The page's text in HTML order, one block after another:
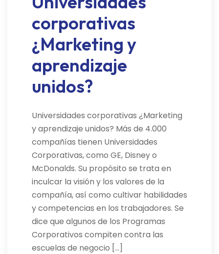
corporativas
¿Marketing y
aprendizaje
unidos?
Universidades corporativas ¿Marketing
y aprendizaje unidos? Más de 4.000
compañías tienen Universidades
Corporativas, como GE, Disney o
McDonalds. Su propósito se trata en
inculcar la visión y los valores de la
compañía, así como cultivar habilidades
y competencias en los trabajadores. Se
dice que algunos de los Programas
Corporativos compiten contra las
escuelas de negocio […]